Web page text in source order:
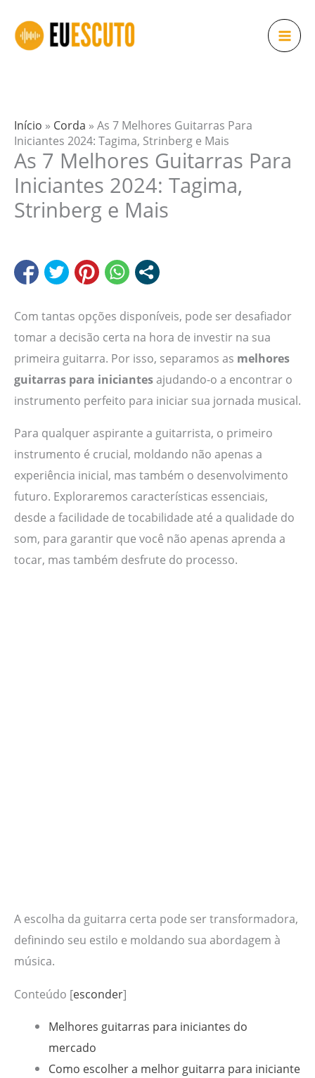
para
Início » Corda » As 7 Melhores Guitarras Para
Iniciantes 2024: Tagima, Strinberg e Mais
As 7 Melhores Guitarras Para
Iniciantes 2024: Tagima,
Strinberg e Mais
Com tantas opções disponíveis, pode ser desafiador
tomar a decisão certa na hora de investir na sua
primeira guitarra. Por isso, separamos as melhores
guitarras para iniciantesajudando-o a encontrar o
instrumento perfeito para iniciar sua jornada musical.
Para qualquer aspirante a guitarrista, o primeiro
instrumento é crucial, moldando não apenas a
experiência inicial, mas também o desenvolvimento
futuro. Exploraremos características essenciais,
desde a facilidade de tocabilidade até a qualidade do
som, para garantir que você não apenas aprenda a
tocar, mas também desfrute do processo.
A escolha da guitarra certa pode ser transformadora,
definindo seu estilo e moldando sua abordagem à
música.
Conteúdo [esconder]
Melhores guitarras para iniciantes do
mercado
Como escolher a melhor guitarra para iniciante